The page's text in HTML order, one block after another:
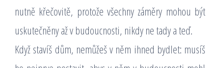
nutně křečovitě, protože všechny záměry mohou být
uskutečněny až v budoucnosti, nikdy ne tady a teď.
Když stavíš dům, nemůžeš v něm ihned bydlet: musíš